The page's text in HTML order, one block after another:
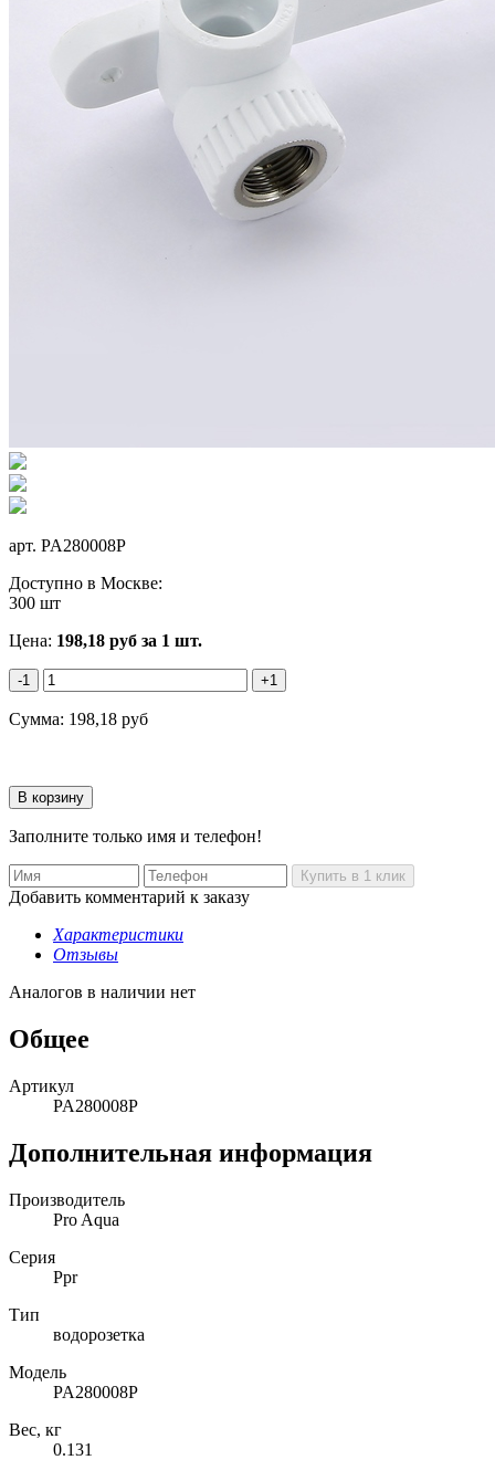
арт. PA280008P
Доступно в Москве:
300 шт
Цена: 198,18 руб за 1 шт.
-1 +1
Сумма: 198,18 руб
Заполните только имя и телефон!
Добавить комментарий к заказу
Характеристики
Отзывы
Аналогов в наличии нет
Общее
Артикул
PA280008P
Дополнительная информация
Производитель
Pro Aqua
Серия
Ppr
Тип
водорозетка
Модель
PA280008P
Вес, кг
0.131